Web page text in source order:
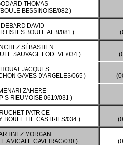
THOMAS
BESSINOISE/082 )
DEBARD DAVID
BOULE ALBI/081 )
SÉBASTIEN
SAUVAGE LODEVE/034 )
JACQUES
GAVES D'ARGELES/065 )
MENARI ZAHERE
S RIEUMOISE 0619/031 )
PATRICE
BOULETTE CASTRIES/034 )
MORGAN
AMICALE CAVEIRAC/030 )